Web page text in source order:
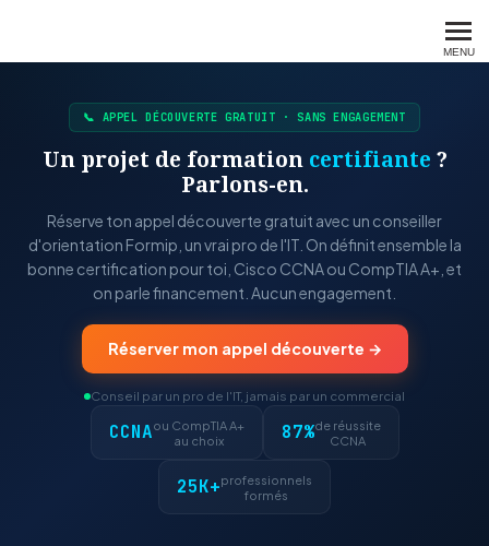
FORMIP MENU
📞 APPEL DÉCOUVERTE GRATUIT · SANS ENGAGEMENT
Un projet de formation certifiante ?
Parlons-en.
Réserve ton appel découverte gratuit avec un conseiller
d'orientation Formip, un vrai pro de l'IT. On définit ensemble la
bonne certification pour toi, Cisco CCNA ou CompTIA A+, et
on parle financement. Aucun engagement.
Réserver mon appel découverte →
Conseil par un pro de l'IT, jamais par un commercial
CCNAou CompTIA A+
au choix
87%de réussite
CCNA
25K+professionnels
formés